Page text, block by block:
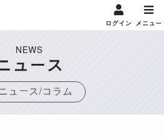
ログイン メニュー
NEWS
ュース
ュース/コラム